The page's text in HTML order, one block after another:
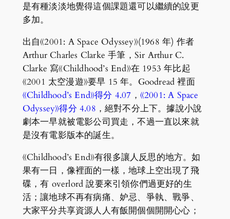
是有種淡淡地覺得這個課題還可以繼續的說更
多加。
出自《2001: A Space Odyssey》(1968 年) 作者
Arthur Charles Clarke 手筆，Sir Arthur C.
Clarke 寫《Childhood’s End》在 1953 年比起
《2001 太空漫遊》要早 15 年。Goodread 裡面
《Childhood’s End》得分 4.07 ， 《2001: A Space
Odyssey》得分 4.08 ，絕對不分上下。據說小說
劇本一早就被電影公司買走，不過一直以來就
是沒有電影版本的誕生。
《Childhood’s End》有很多讓人反思的地方。如
果有一日，像裡面的一樣，地球上空出現了飛
碟，有 overlord 說要來引領你們過更好的生
活；讓地球不再有病痛、妒忌、爭執、戰爭、
大家平分共享資源人人有飯開個個開開心心；